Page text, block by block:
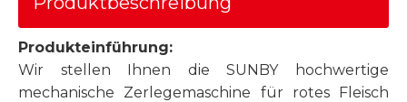
Produkteinführung:
Wir stellen Ihnen die SUNBY hochwertige
mechanische Zerlegemaschine für rotes Fleisch